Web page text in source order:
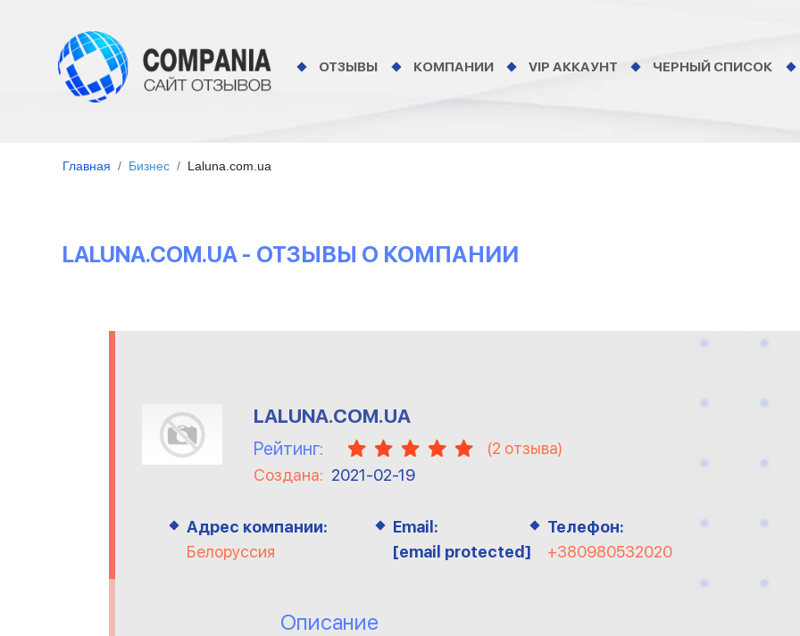
ОТЗЫВЫ КОМПАНИИ VIP АККАУНТ ЧЕРНЫЙ СПИСОК
Главная Бизнес Laluna.com.ua
LALUNA.COM.UA - ОТЗЫВЫ О КОМПАНИИ
LALUNA.COM.UA
Рейтинг: (2 отзыва)
Создана: 2021-02-19
Адрес компании:
Белоруссия
Email:
[email protected]
Телефон:
+380980532020
Описание